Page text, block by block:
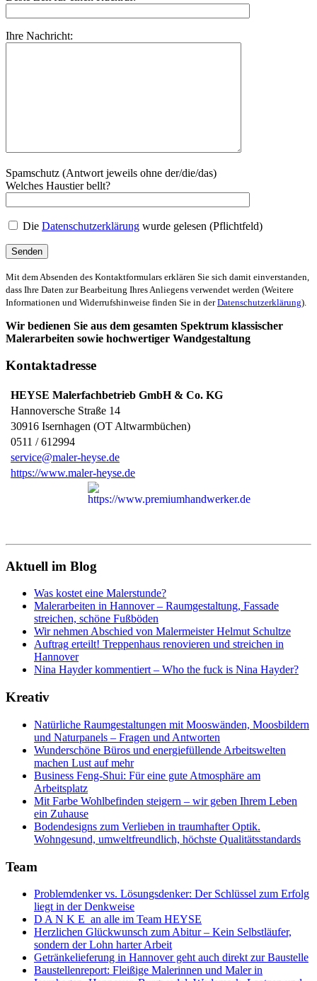
Ihre Nachricht:
Spamschutz (Antwort jeweils ohne der/die/das)
Welches Haustier bellt?
Die Datenschutzerklärung wurde gelesen (Pflichtfeld)
Mit dem Absenden des Kontaktformulars erklären Sie sich damit einverstanden,
dass Ihre Daten zur Bearbeitung Ihres Anliegens verwendet werden (Weitere
Informationen und Widerrufshinweise finden Sie in derDatenschutzerklärung).
Wir bedienen Sie aus dem gesamten Spektrum klassischer
Malerarbeiten sowie hochwertiger Wandgestaltung
Kontaktadresse
HEYSE Malerfachbetrieb GmbH & Co. KG
Hannoversche Straße 14
30916 Isernhagen (OT Altwarmbüchen)
0511 / 612994
service@maler-heyse.de
https://www.maler-heyse.de
Aktuell im Blog
Was kostet eine Malerstunde?
Malerarbeiten in Hannover – Raumgestaltung, Fassade
streichen, schöne Fußböden
Wir nehmen Abschied von Malermeister Helmut Schultze
Auftrag erteilt! Treppenhaus renovieren und streichen in
Hannover
Nina Hayder kommentiert – Who the fuck is Nina Hayder?
Kreativ
Natürliche Raumgestaltungen mit Mooswänden, Moosbildern
und Naturpanels – Fragen und Antworten
Wunderschöne Büros und energiefüllende Arbeitswelten
machen Lust auf mehr
Business Feng-Shui: Für eine gute Atmosphäre am
Arbeitsplatz
Mit Farbe Wohlbefinden steigern – wir geben Ihrem Leben
ein Zuhause
Bodendesigns zum Verlieben in traumhafter Optik.
Wohngesund, umweltfreundlich, höchste Qualitätsstandards
Team
Problemdenker vs. Lösungsdenker: Der Schlüssel zum Erfolg
liegt in der Denkweise
D A N K E an alle im Team HEYSE
Herzlichen Glückwunsch zum Abitur – Kein Selbstläufer,
sondern der Lohn harter Arbeit
Getränkelieferung in Hannover geht auch direkt zur Baustelle
Baustellenreport: Fleißige Malerinnen und Maler in